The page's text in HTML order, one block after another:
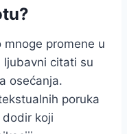
promene u
ljubavni citati su
osećanja.
poruka
koji